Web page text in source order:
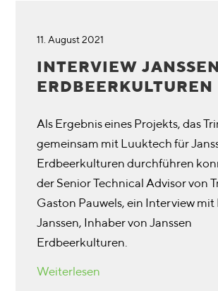
11. August 2021
INTERVIEW
ERDBEERKULTUREN
Als Ergebnis eines Projekts, das
gemeinsam mit Luuktech für
Erdbeerkulturen durchführen
der Senior Technical Advisor von
Gaston Pauwels, ein Interview mit
Janssen, Inhaber von Janssen
Erdbeerkulturen.
Weiterlesen